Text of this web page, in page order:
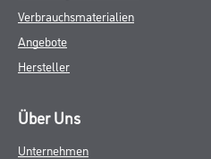
Verbrauchsmaterialien
Angebote
Hersteller
Über Uns
Unternehmen